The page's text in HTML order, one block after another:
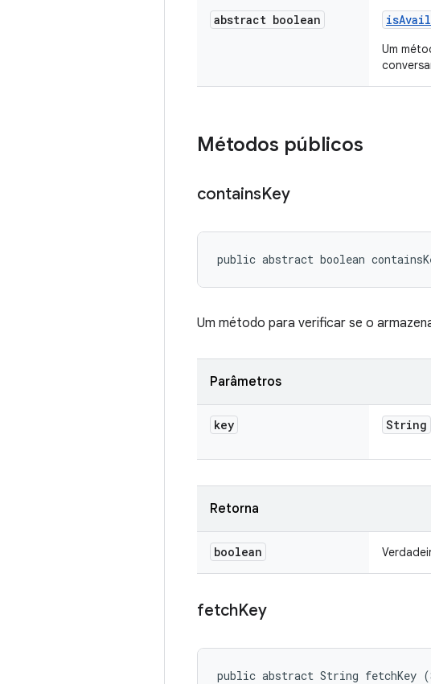
abstract boolean is
Um
Métodos públicos
containsKey
public abstract boolean
Um método para verificar se o
Parâmetros
key String
Retorna
boolean
fetchKey
public abstract String fetchKey